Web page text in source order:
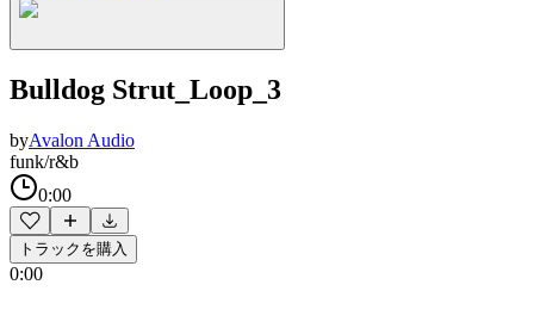
Bulldog Strut_Loop_3
byAvalon Audio
funk/r&b
0:00
トラックを購入
0:00